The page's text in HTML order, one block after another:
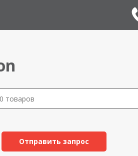
Отправить запрос